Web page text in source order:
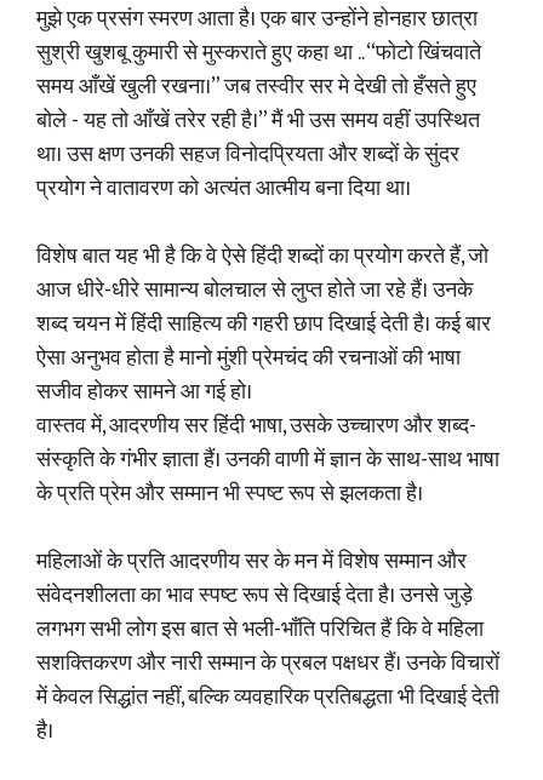
मुझे एक प्रसंग स्मरण आता है। एक बार उन्होंने होनहार छात्रा
सुश्री खुशबू कुमारी से मुस्कराते हुए कहा था .. “फोटो खिंचवाते
समय आँखें खुली रखना।” जब तस्वीर सर मे देखी तो हँसते हुए
बोले - यह तो आँखें तरेर रही है।” मैं भी उस समय वहीं उपस्थित
था। उस क्षण उनकी सहज विनोदप्रियता और शब्दों के सुंदर
प्रयोग ने वातावरण को अत्यंत आत्मीय बना दिया था।
विशेष बात यह भी है कि वे ऐसे हिंदी शब्दों का प्रयोग करते हैं, जो
आज धीरे-धीरे सामान्य बोलचाल से लुप्त होते जा रहे हैं। उनके
शब्द चयन में हिंदी साहित्य की गहरी छाप दिखाई देती है। कई बार
ऐसा अनुभव होता है मानो मुंशी प्रेमचंद की रचनाओं की भाषा
सजीव होकर सामने आ गई हो।
वास्तव में, आदरणीय सर हिंदी भाषा, उसके उच्चारण और शब्द-
संस्कृति के गंभीर ज्ञाता हैं। उनकी वाणी में ज्ञान के साथ-साथ भाषा
के प्रति प्रेम और सम्मान भी स्पष्ट रूप से झलकता है।
महिलाओं के प्रति आदरणीय सर के मन में विशेष सम्मान और
संवेदनशीलता का भाव स्पष्ट रूप से दिखाई देता है। उनसे जुड़े
लगभग सभी लोग इस बात से भली-भाँति परिचित हैं कि वे महिला
सशक्तिकरण और नारी सम्मान के प्रबल पक्षधर हैं। उनके विचारों
में केवल सिद्धांत नहीं, बल्कि व्यवहारिक प्रतिबद्धता भी दिखाई देती
है।